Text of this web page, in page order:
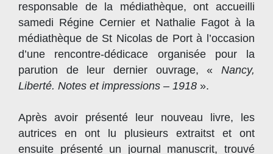
responsable de la médiathèque, ont accueilli
samedi Régine Cernier et Nathalie Fagot à la
médiathèque de St Nicolas de Port à l’occasion
d’une rencontre-dédicace organisée pour la
parution de leur dernier ouvrage, « Nancy,
Liberté. Notes et impressions – 1918 ».
Après avoir présenté leur nouveau livre, les
autrices en ont lu plusieurs extraitst et ont
ensuite présenté un journal manuscrit, trouvé